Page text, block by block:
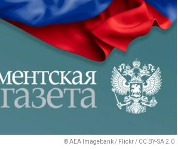
© AEA Imagebank / Flickr / CC BY-SA 2.0